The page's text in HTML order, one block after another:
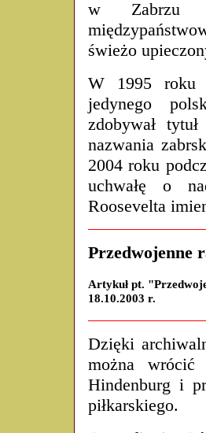
w Zabrzu
świeżo
W 1995 roku
jedynego
zdobywał
nazwania
2004 roku
uchwałę o
Roosevelta
Przedwojenne
Artykuł pt.
18.10.2003 r.
Dzięki
można wrócić
Hindenburg i
piłkarskiego.